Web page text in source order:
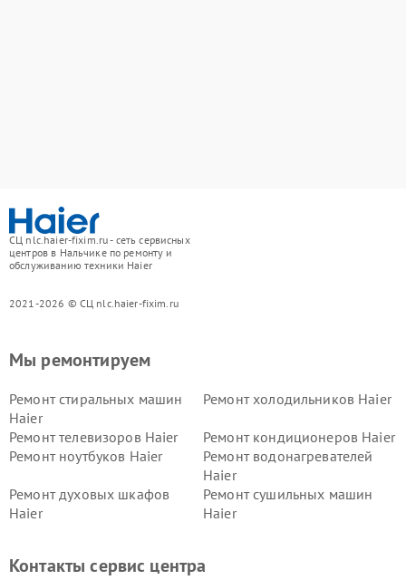
СЦ nlc.haier-fixim.ru - сеть сервисных
центров в Нальчике по ремонту и
обслуживанию техники Haier
2021-2026 © СЦ nlc.haier-fixim.ru
Мы ремонтируем
Ремонт стиральных машин
Haier
Ремонт холодильников Haier
Ремонт телевизоров Haier
Ремонт кондиционеров Haier
Ремонт ноутбуков Haier
Ремонт водонагревателей
Haier
Ремонт духовых шкафов
Haier
Ремонт сушильных машин
Haier
Ремонт роботов-пылесосов
Ремонт посудомоечных
Контакты сервис центра